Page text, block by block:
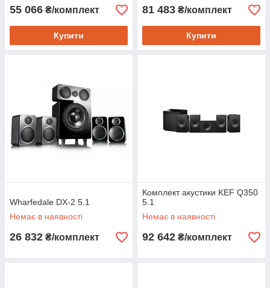
55 066 ₴/комплект
Купити
81 483 ₴/комплект
Купити
Wharfedale DX-2 5.1
Немає в наявності
26 832 ₴/комплект
Комплект акустики KEF Q350
5.1
Немає в наявності
92 642 ₴/комплект